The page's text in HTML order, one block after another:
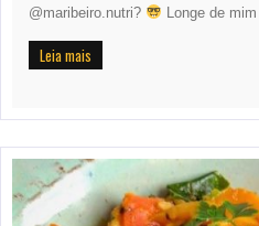
@maribeiro.nutri?
Longe de
Leia mais